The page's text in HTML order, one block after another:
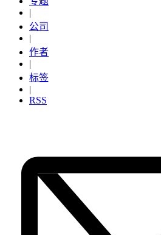
|
公司
|
作者
|
标签
|
RSS